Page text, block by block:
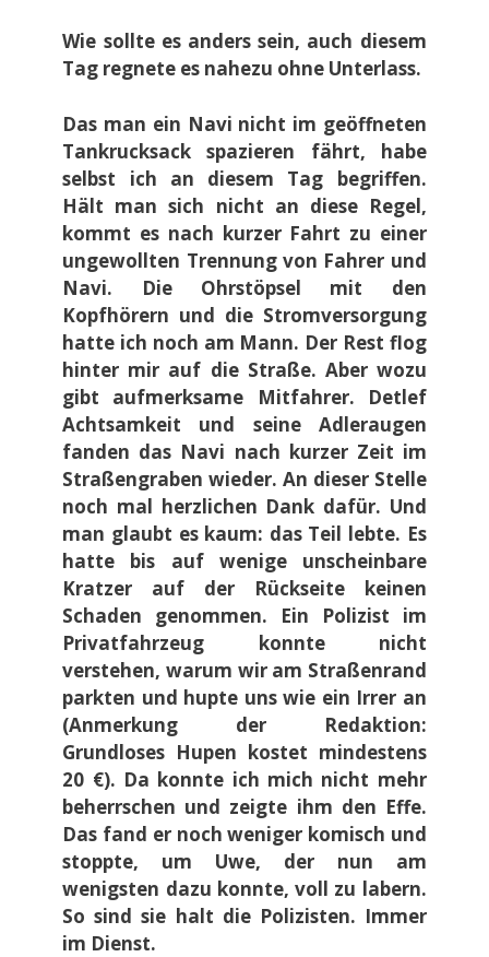
Wie sollte es anders sein, auch diesem
Tag regnete es nahezu ohne Unterlass.
Das man ein Navi nicht im geöffneten
Tankrucksack spazieren fährt, habe
selbst ich an diesem Tag begriffen.
Hält man sich nicht an diese Regel,
kommt es nach kurzer Fahrt zu einer
ungewollten Trennung von Fahrer und
Navi. Die Ohrstöpsel mit den
Kopfhörern und die Stromversorgung
hatte ich noch am Mann. Der Rest flog
hinter mir auf die Straße. Aber wozu
gibt aufmerksame Mitfahrer. Detlef
Achtsamkeit und seine Adleraugen
fanden das Navi nach kurzer Zeit im
Straßengraben wieder. An dieser Stelle
noch mal herzlichen Dank dafür. Und
man glaubt es kaum: das Teil lebte. Es
hatte bis auf wenige unscheinbare
Kratzer auf der Rückseite keinen
Schaden genommen. Ein Polizist im
Privatfahrzeug konnte nicht
verstehen, warum wir am Straßenrand
parkten und hupte uns wie ein Irrer an
(Anmerkung der Redaktion:
Grundloses Hupen kostet mindestens
20 €). Da konnte ich mich nicht mehr
beherrschen und zeigte ihm den Effe.
Das fand er noch weniger komisch und
stoppte, um Uwe, der nun am
wenigsten dazu konnte, voll zu labern.
So sind sie halt die Polizisten. Immer
im Dienst.